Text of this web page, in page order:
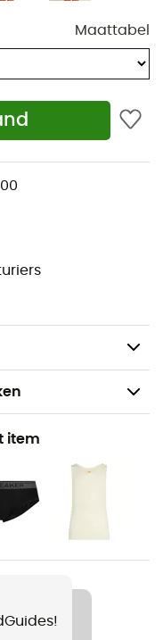
Maattabel
waarderen, zeer
tweede laag te
nadendie
voorkomen
nylon, 5% Lycra®
die geuren
/ Reizen / Yoga /
item